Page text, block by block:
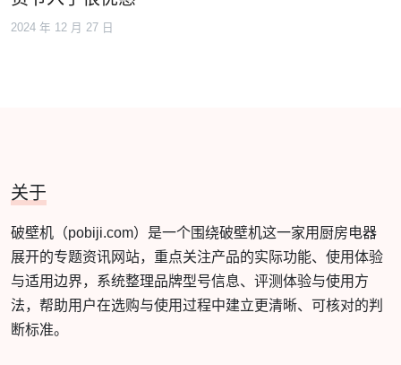
2024 年 12 月 27 日
关于
破壁机（pobiji.com）是一个围绕破壁机这一家用厨房电器
展开的专题资讯网站，重点关注产品的实际功能、使用体验
与适用边界，系统整理品牌型号信息、评测体验与使用方
法，帮助用户在选购与使用过程中建立更清晰、可核对的判
断标准。